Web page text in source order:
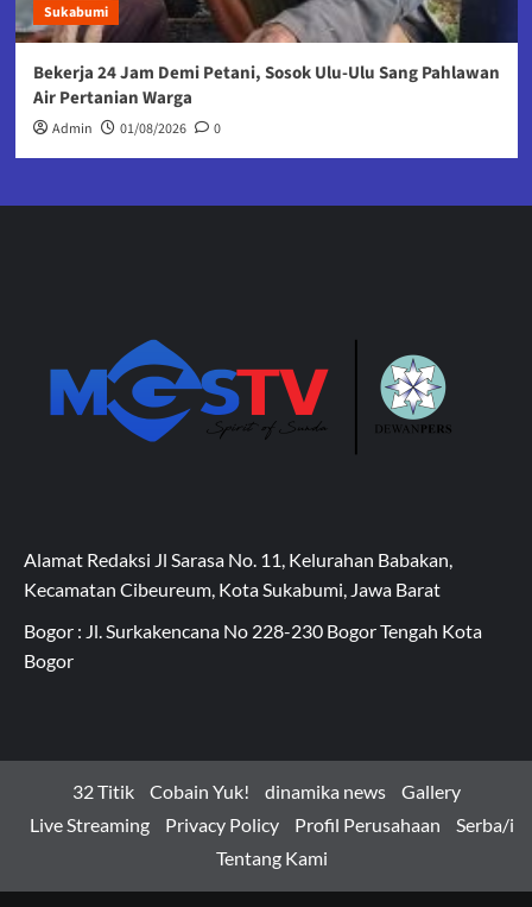
Sukabumi
Bekerja 24 Jam Demi Petani, Sosok Ulu-Ulu Sang Pahlawan
Air Pertanian Warga
Admin 01/08/2026 0
Alamat Redaksi Jl Sarasa No. 11, Kelurahan Babakan,
Kecamatan Cibeureum, Kota Sukabumi, Jawa Barat
Bogor : Jl. Surkakencana No 228-230 Bogor Tengah Kota
Bogor
32 Titik Cobain Yuk! dinamika news
Gallery
Live Streaming
Privacy Policy Profil Perusahaan
Serba/i
Tentang Kami